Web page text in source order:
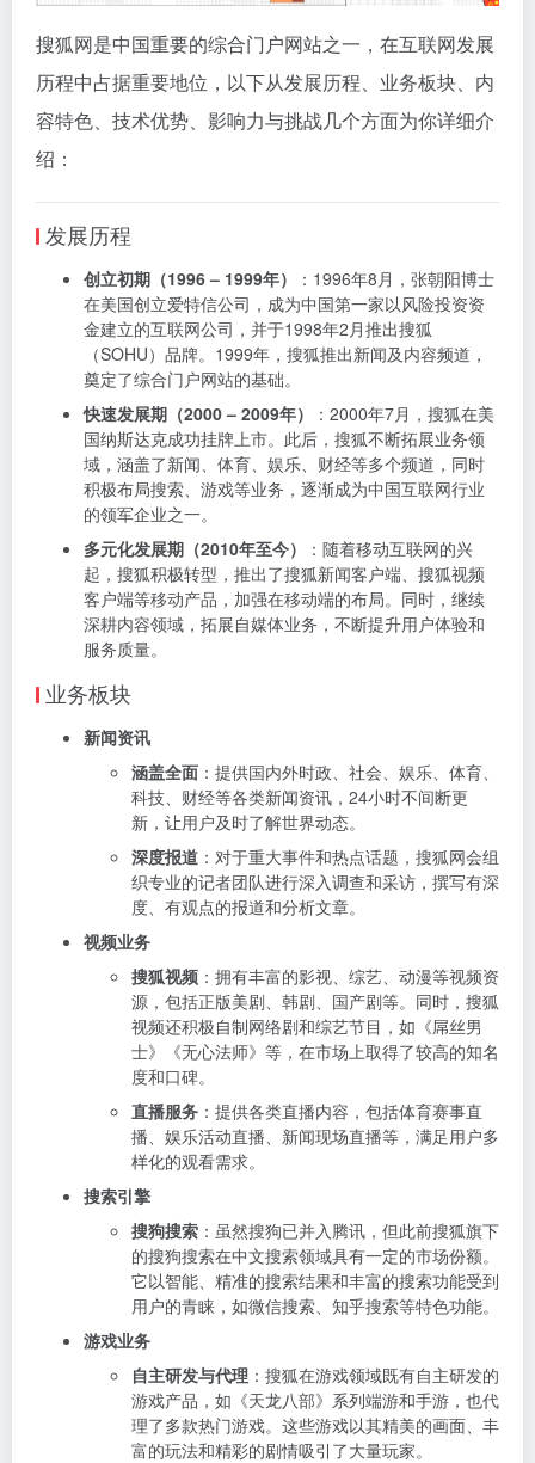
搜狐网是中国重要的综合门户网站之一，在互联网发展
历程中占据重要地位，以下从发展历程、业务板块、内
容特色、技术优势、影响力与挑战几个方面为你详细介
绍：
发展历程
创立初期（1996 – 1999年）
：1996年8月，张朝阳博士
在美国创立爱特信公司，成为中国第一家以风险投资资
金建立的互联网公司，并于1998年2月推出搜狐
（SOHU）品牌。1999年，搜狐推出新闻及内容频道，
奠定了综合门户网站的基础。
快速发展期（2000 – 2009年）
：2000年7月，搜狐在美
国纳斯达克成功挂牌上市。此后，搜狐不断拓展业务领
域，涵盖了新闻、体育、娱乐、财经等多个频道，同时
积极布局搜索、游戏等业务，逐渐成为中国互联网行业
的领军企业之一。
多元化发展期（2010年至今）
：随着移动互联网的兴
起，搜狐积极转型，推出了搜狐新闻客户端、搜狐视频
客户端等移动产品，加强在移动端的布局。同时，继续
深耕内容领域，拓展自媒体业务，不断提升用户体验和
服务质量。
业务板块
新闻资讯
涵盖全面 ：提供国内外时政、社会、娱乐、体育、
科技、财经等各类新闻资讯，24小时不间断更
新，让用户及时了解世界动态。
深度报道 ：对于重大事件和热点话题，搜狐网会组
织专业的记者团队进行深入调查和采访，撰写有深
度、有观点的报道和分析文章。
视频业务
搜狐视频 ：拥有丰富的影视、综艺、动漫等视频资
源，包括正版美剧、韩剧、国产剧等。同时，搜狐
视频还积极自制网络剧和综艺节目，如《屌丝男
士》《无心法师》等，在市场上取得了较高的知名
度和口碑。
直播服务 ：提供各类直播内容，包括体育赛事直
播、娱乐活动直播、新闻现场直播等，满足用户多
样化的观看需求。
搜索引擎
搜狗搜索 ：虽然搜狗已并入腾讯，但此前搜狐旗下
的搜狗搜索在中文搜索领域具有一定的市场份额。
它以智能、精准的搜索结果和丰富的搜索功能受到
用户的青睐，如微信搜索、知乎搜索等特色功能。
游戏业务
自主研发与代理 ：搜狐在游戏领域既有自主研发的
游戏产品，如《天龙八部》系列端游和手游，也代
理了多款热门游戏。这些游戏以其精美的画面、丰
富的玩法和精彩的剧情吸引了大量玩家。